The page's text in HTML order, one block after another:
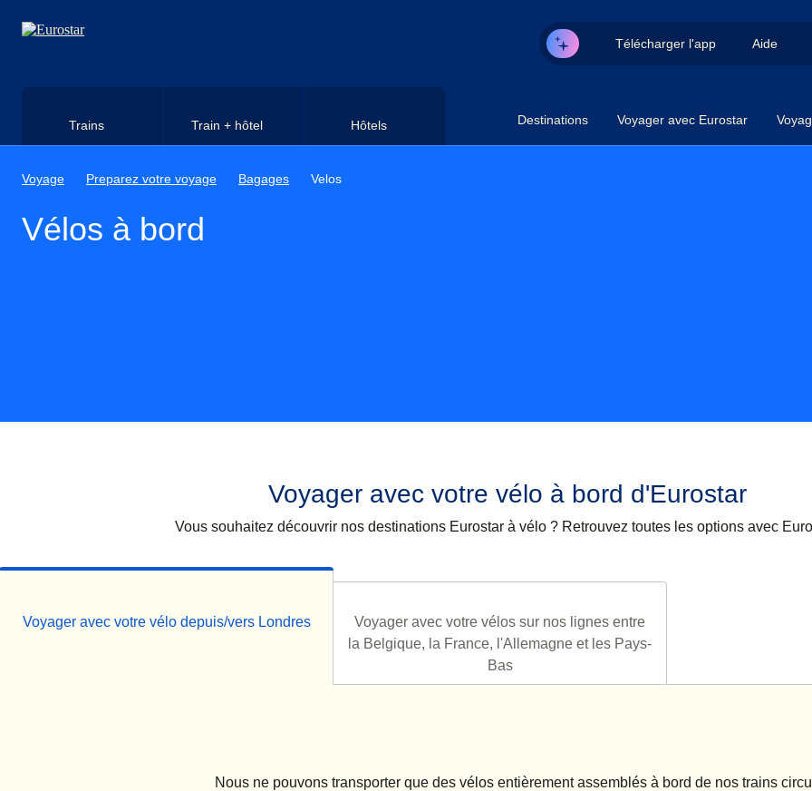
Télécharger l'app Aide
Trains Train + hôtel Hôtels Destinations Voyager avec Eurostar
Voyage Preparez votre voyage Bagages Velos
Vélos à bord
Voyager avec votre vélo à bord d'Eurostar
Vous souhaitez découvrir nos destinations Eurostar à vélo ? Retrouvez toutes les options avec
Voyager avec votre vélo depuis/vers Londres
Voyager avec votre vélos sur nos lignes entre
la Belgique, la France, l'Allemagne et les Pays-
Bas
Nous ne pouvons transporter que des vélos entièrement assemblés à bord de nos trains